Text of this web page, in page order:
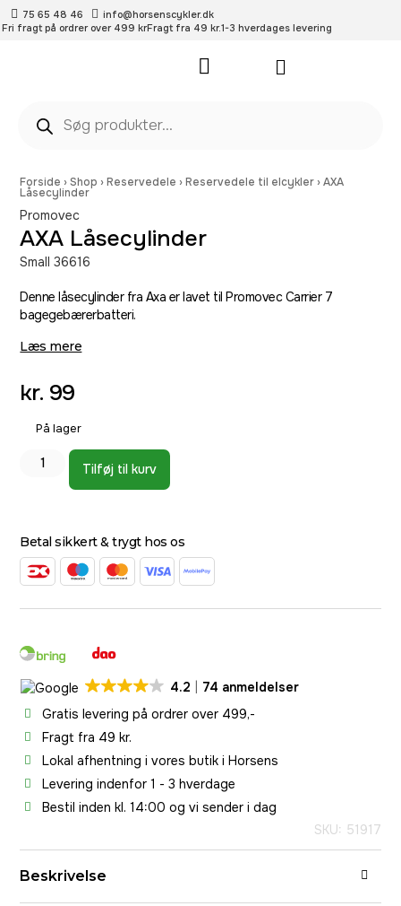
75 65 48 46
info@horsenscykler.dk
Fri fragt på ordrer over 499 krFragt fra 49 kr.1-3 hverdages levering
Forside ›Shop ›Reservedele ›Reservedele til elcykler ›AXA
Låsecylinder
Promovec
AXA Låsecylinder
Small 36616
Denne låsecylinder fra Axa er lavet til Promovec Carrier 7
bagegebærerbatteri.
Læs mere
kr. 99
På lager
Tilføj til kurv
Betal sikkert & trygt hos os
4.2
74 anmeldelser
Gratis levering på ordrer over 499,-
Fragt fra 49 kr.
Lokal afhentning i vores butik i Horsens
Levering indenfor 1 - 3 hverdage
Bestil inden kl. 14:00 og vi sender i dag
SKU: 51917
Beskrivelse